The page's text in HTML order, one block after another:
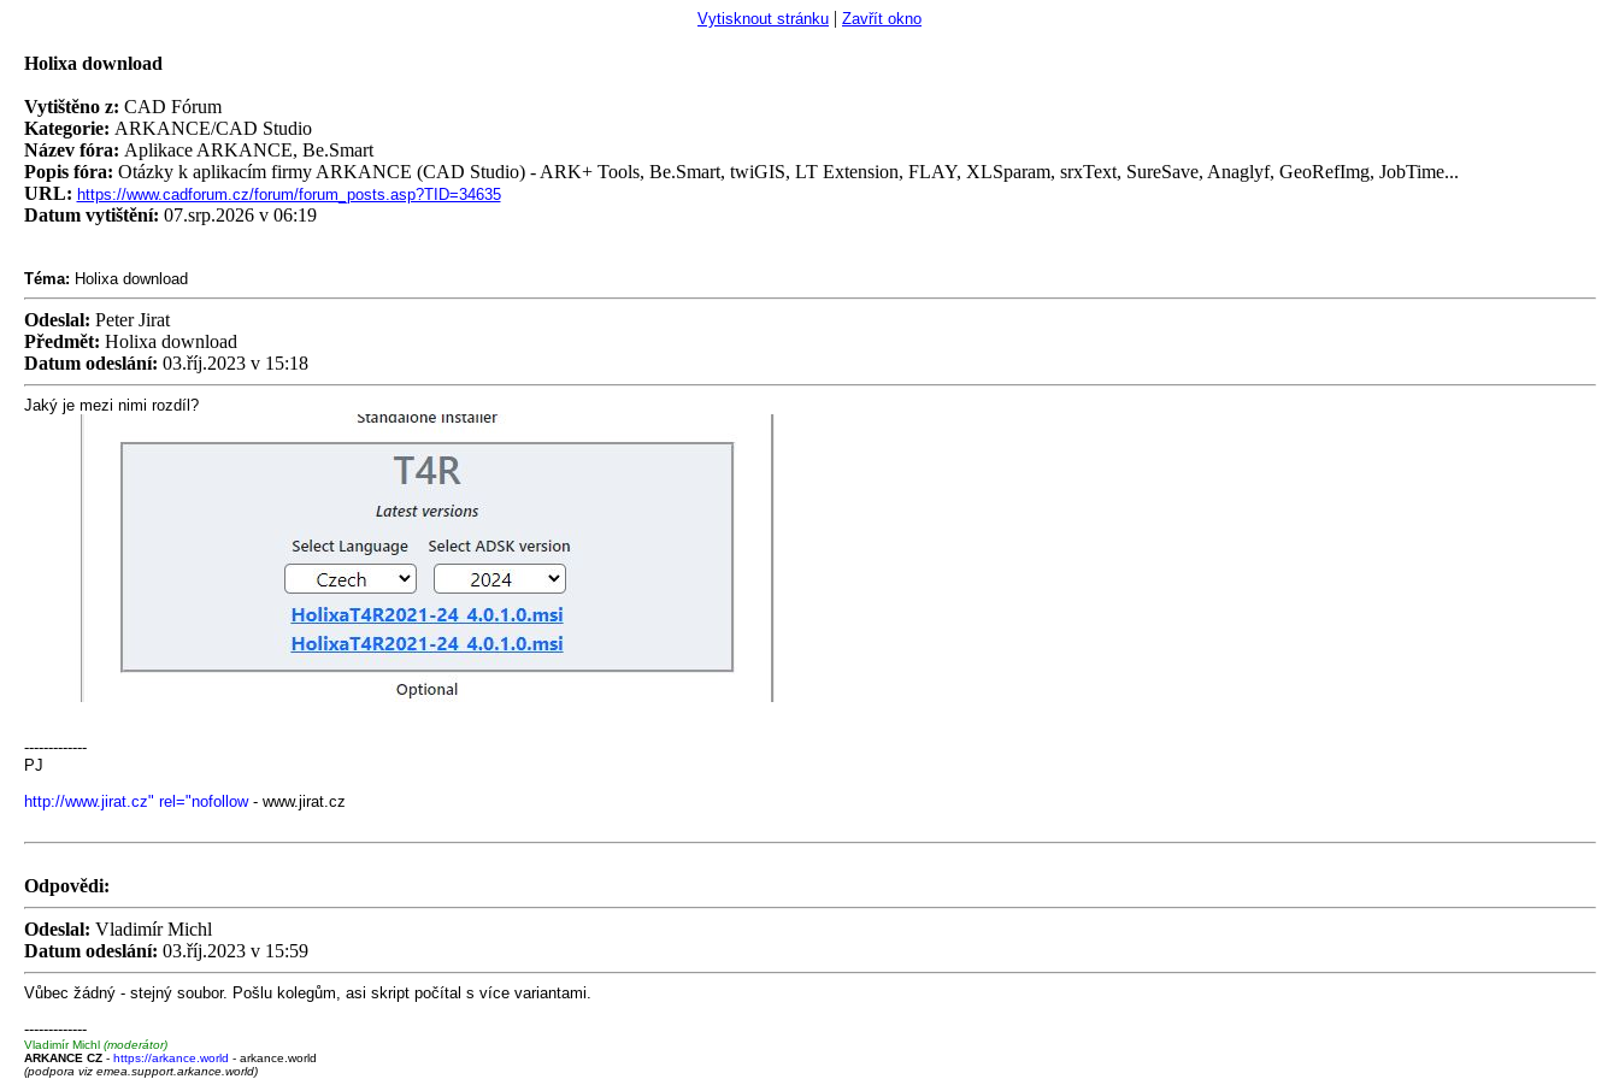
Vytisknout stránku | Zavřít okno
Holixa download
Vytištěno z: CAD Fórum
Kategorie: ARKANCE/CAD Studio
Název fóra: Aplikace ARKANCE, Be.Smart
Popis fóra: Otázky k aplikacím firmy ARKANCE (CAD Studio) - ARK+ Tools, Be.Smart, twiGIS, LT Extension, FLAY, XLSparam, srxText, SureSave, Anaglyf, GeoRefImg, JobTime...
URL: https://www.cadforum.cz/forum/forum_posts.asp?TID=34635
Datum vytištění: 07.srp.2026 v 06:19
Téma: Holixa download
Odeslal: Peter Jirat
Předmět: Holixa download
Datum odeslání: 03.říj.2023 v 15:18
Jaký je mezi nimi rozdíl?
-------------
PJ
http://www.jirat.cz" rel="nofollow- www.jirat.cz
Odpovědi:
Odeslal: Vladimír Michl
Datum odeslání: 03.říj.2023 v 15:59
Vůbec žádný - stejný soubor. Pošlu kolegům, asi skript počítal s více variantami.
-------------
Vladimír Michl (moderátor)
ARKANCE CZ- https://arkance.world - arkance.world
(podpora viz emea.support.arkance.world)